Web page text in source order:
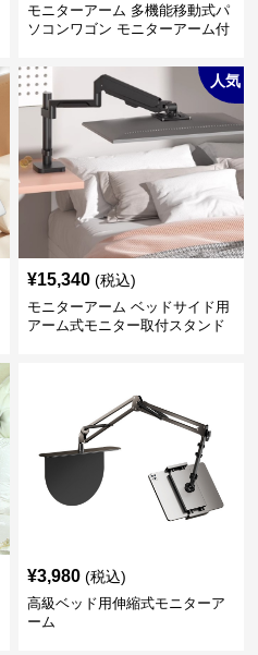
モニターアーム 多機能移動式パ
ソコンワゴン モニターアーム付
人気
¥15,340 (税込)
モニターアーム ベッドサイド用
アーム式モニター取付スタンド
¥3,980 (税込)
高級ベッド用伸縮式モニターア
ーム